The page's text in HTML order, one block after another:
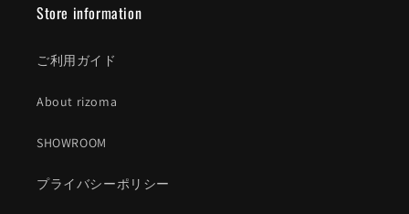
Store information
ご利用ガイド
About rizoma
SHOWROOM
プライバシーポリシー